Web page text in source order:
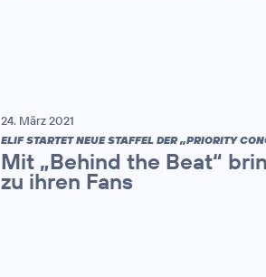
24. März 2021
ELIF STARTET NEUE STAFFEL DER „PRIORITY
Mit „Behind the Beat“
zu ihren Fans